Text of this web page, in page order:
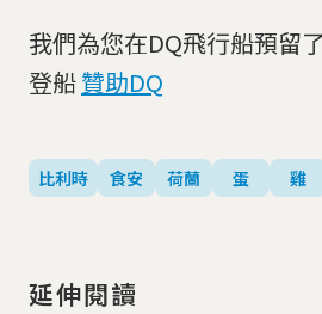
我們為您在DQ飛行船預留
登船贊助DQ
比利時 食安 荷蘭 蛋 雞
延伸閱讀